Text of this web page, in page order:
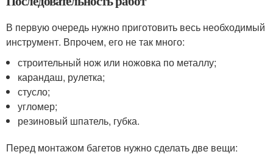
В первую очередь нужно приготовить весь необходимый
инструмент. Впрочем, его не так много:
строительный нож или ножовка по металлу;
карандаш, рулетка;
стусло;
угломер;
резиновый шпатель, губка.
Перед монтажом багетов нужно сделать две вещи: